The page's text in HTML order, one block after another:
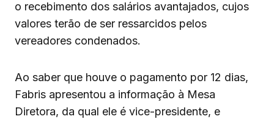
o recebimento dos salários avantajados, cujos
valores terão de ser ressarcidos pelos
vereadores condenados.
Ao saber que houve o pagamento por 12 dias,
Fabris apresentou a informação à Mesa
Diretora, da qual ele é vice-presidente, e